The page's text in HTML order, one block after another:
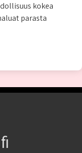
kokea
parasta